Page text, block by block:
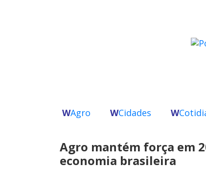
WAgro WCidades W
Agro mantém força em
economia brasileira